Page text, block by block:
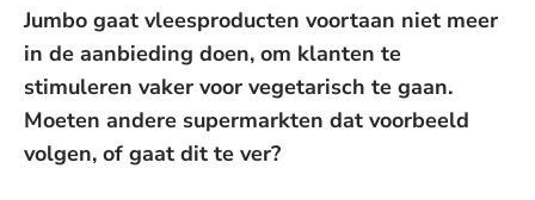
Jumbo gaat vleesproducten voortaan niet meer
in de aanbieding doen, om klanten te
stimuleren vaker voor vegetarisch te gaan.
Moeten andere supermarkten dat voorbeeld
volgen, of gaat dit te ver?